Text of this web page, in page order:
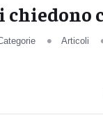
chiedono
Articoli